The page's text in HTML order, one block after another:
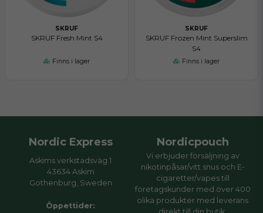
SKRUF
SKRUF Fresh Mint S4
Finns i lager
SKRUF
SKRUF Frozen Mint Superslim
S4
Finns i lager
Nordic Express
Askims verkstadsväg 1
43634 Askim
Gothenburg, Sweden
Öppettider:
Nordicpouch
Vi erbjuder försäljning av
nikotinpåsar/vitt snus och E-
cigaretter/vapes till
företagskunder med över 400
olika produkter med leverans